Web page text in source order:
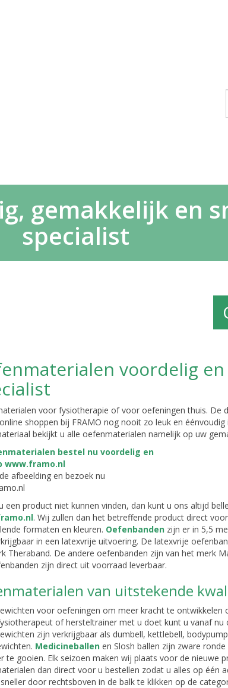
gemakkelijk en
specialist
voordelig
voor fysiotherapie of voor oefeningen thuis. De
shoppen bij FRAMO nog nooit zo leuk en
bekijkt u alle oefenmaterialen namelijk op uw
afbeelding en bezoek nu
een product niet kunnen vinden, dan kunt u ons altijd
. Wij zullen dan het betreffende product direct
formaten en kleuren. Oefenbanden zijn er in 5,5
in een latexvrije uitvoering. De latexvrije
Theraband. De andere oefenbanden zijn van het merk
zijn direct uit voorraad leverbaar.
van uitstekende
voor oefeningen om meer kracht te ontwikkelen
of hersteltrainer met u doet kunt u vanaf
zijn verkrijgbaar als dumbell, kettlebell,
Medicineballen en Slosh ballen zijn zware
te gooien. Elk seizoen maken wij plaats voor de nieuwe
dan direct voor u bestellen zodat u alles op één
door rechtsboven in de balk te klikken op de